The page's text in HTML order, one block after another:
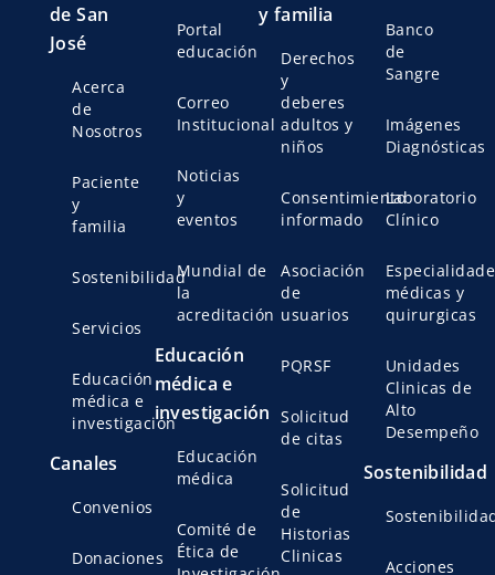
de San
José
Acerca
de
Nosotros
Paciente
y
familia
Sostenibilidad
Servicios
Educación
médica e
investigación
Canales
Convenios
Donaciones
Portal
educación
Correo
Institucional
Noticias
y
eventos
Mundial de
la
acreditación
Educación
médica e
investigación
Educación
médica
Comité de
Ética de
y familia
Derechos
y
deberes
adultos y
niños
Consentimiento
informado
Asociación
de
usuarios
PQRSF
Solicitud
de citas
Solicitud
de
Historias
Clinicas
Banco
de
Sangre
Imágenes
Diagnósticas
Laboratorio
Clínico
médicas y
quirurgicas
Unidades
Clinicas de
Alto
Desempeño
Sostenibilidad
Acciones